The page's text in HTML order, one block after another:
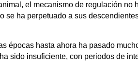
el mecanismo de regulación
ha perpetuado a sus
épocas hasta ahora ha pasado
sido insuficiente, con periodos de